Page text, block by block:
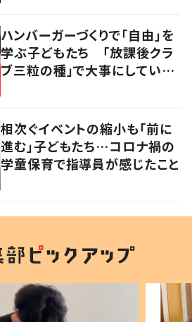
ハンバーガーづくりで「自由」を
学ぶ子どもたち 「放課後クラ
ブ三粒の種」で大事にしている
相次ぐイベントの縮小も「前に
進む」子どもたち…コロナ禍の
学童保育で指導員が感じたこと